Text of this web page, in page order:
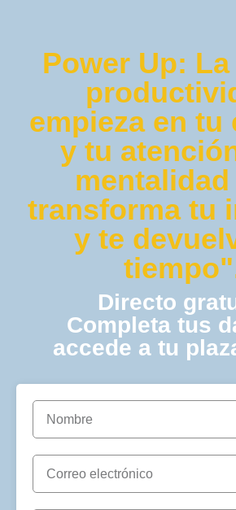
Power Up:
empieza en tu
y tu
mentalidad
transforma tu
y te
Directo
Completa tus
accede a tu